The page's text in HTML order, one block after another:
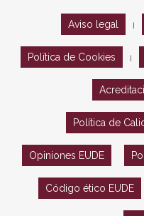
Aviso legal
Política de Cookies
Política de
Opiniones EUDE
Código ético EUDE